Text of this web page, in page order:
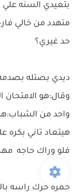
بتعيدي السنه
متهدد من خالي
حد غيري؟
ديدي بصتله
وقال:هو الامتحان
واحد من
هيتعاد تاني
فلو وراك حاجه
حمزه حرك راسه